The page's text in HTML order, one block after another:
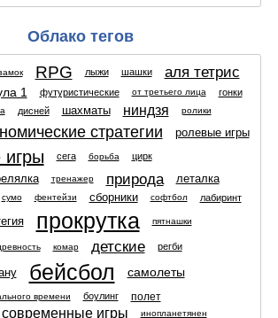
Облако тегов
RPG лыжи шашки аля тетрис
1 футуристические от третьего лица гонки
дисней шахматы ниндзя ролики
стратегии ролевые игры
игры сега борьба цирк
тренажер природа леталка
сумо фентейзи сборники софтбол лабиринт
прокрутка пятнашки
комар детские регби
бейсбол самолеты
времени боулинг полет
современные игры инопланетянен